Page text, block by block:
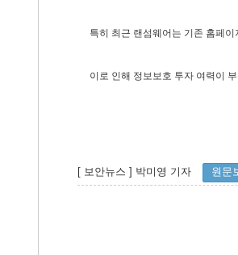
특히 최근 랜섬웨어는 기존 홈페
이로 인해 정보보호 투자 여력이
[ 보안뉴스 ] 박미영 기자 원문